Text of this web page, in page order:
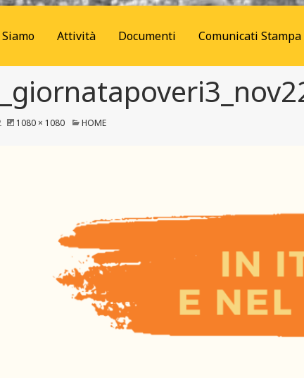
Attività Documenti Comunicati Stampa
1080 × 1080 HOME